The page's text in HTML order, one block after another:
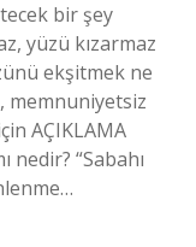
bir şey
yüzü kızarmaz
ekşitmek ne
memnuniyetsiz
AÇIKLAMA
nedir? “Sabahı